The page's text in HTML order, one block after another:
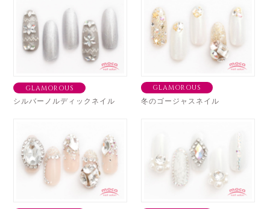
GLAMOROUS
シルバーノルディックネイル
GLAMOROUS
冬のゴージャスネイル